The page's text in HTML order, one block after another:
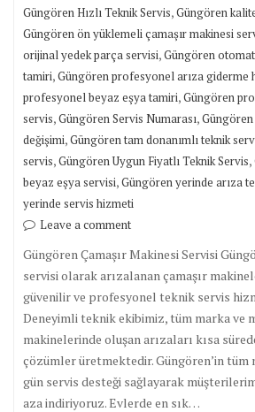
Güngören Hızlı Teknik Servis,Güngören
Güngören ön yüklemeli çamaşır makinesi
orijinal yedek parça servisi,Güngören
tamiri,Güngören profesyonel arıza giderme
profesyonel beyaz eşya tamiri,Güngören
servis,Güngören Servis Numarası,
değişimi,Güngören tam donanımlı teknik
servis,Güngören Uygun Fiyatlı Teknik Servis,
beyaz eşya servisi,Güngören yerinde arıza
yerinde servis hizmeti
Leave a comment
Güngören Çamaşır Makinesi Servisi
servisi olarak arızalanan çamaşır
güvenilir ve profesyonel teknik servis
Deneyimli teknik ekibimiz, tüm marka ve
makinelerinde oluşan arızaları kısa
çözümler üretmektedir. Güngören’in tüm
gün servis desteği sağlayarak
aza indiriyoruz. Evlerde en sık…